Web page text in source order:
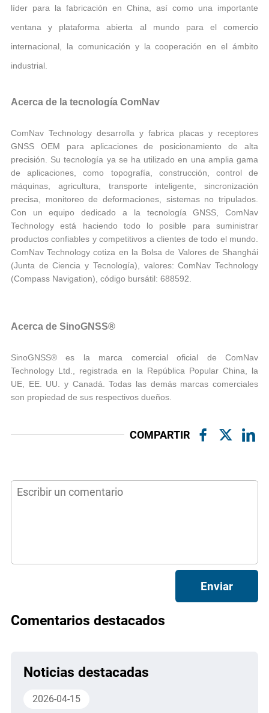
líder para la fabricación en China, así como una importante
ventana y plataforma abierta al mundo para el comercio
internacional, la comunicación y la cooperación en el ámbito
industrial.
Acerca de la tecnología ComNav
ComNav Technology desarrolla y fabrica placas y receptores
GNSS OEM para aplicaciones de posicionamiento de alta
precisión. Su tecnología ya se ha utilizado en una amplia gama
de aplicaciones, como topografía, construcción, control de
máquinas, agricultura, transporte inteligente, sincronización
precisa, monitoreo de deformaciones, sistemas no tripulados.
Con un equipo dedicado a la tecnología GNSS, ComNav
Technology está haciendo todo lo posible para suministrar
productos confiables y competitivos a clientes de todo el mundo.
ComNav Technology cotiza en la Bolsa de Valores de Shanghái
(Junta de Ciencia y Tecnología), valores: ComNav Technology
(Compass Navigation), código bursátil: 688592.
Acerca de SinoGNSS®
SinoGNSS® es la marca comercial oficial de ComNav
Technology Ltd., registrada en la República Popular China, la
UE, EE. UU. y Canadá. Todas las demás marcas comerciales
son propiedad de sus respectivos dueños.
COMPARTIR
Enviar
Comentarios destacados
Noticias destacadas
2026-04-15